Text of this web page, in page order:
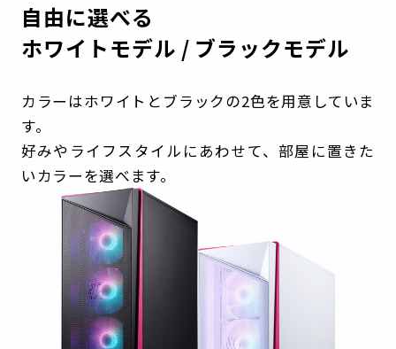
自由に選べる
ホワイトモデル / ブラックモデル
カラーはホワイトとブラックの2色を用意していま
す。
好みやライフスタイルにあわせて、部屋に置きた
いカラーを選べます。